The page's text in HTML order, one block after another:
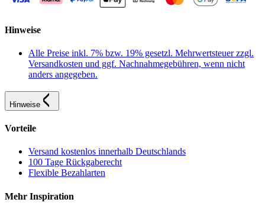
Hinweise
Alle Preise inkl. 7% bzw. 19% gesetzl. Mehrwertsteuer zzgl.
Versandkosten und ggf. Nachnahmegebühren, wenn nicht
anders angegeben.
Hinweise
Vorteile
Versand kostenlos innerhalb Deutschlands
100 Tage Rückgaberecht
Flexible Bezahlarten
Mehr Inspiration